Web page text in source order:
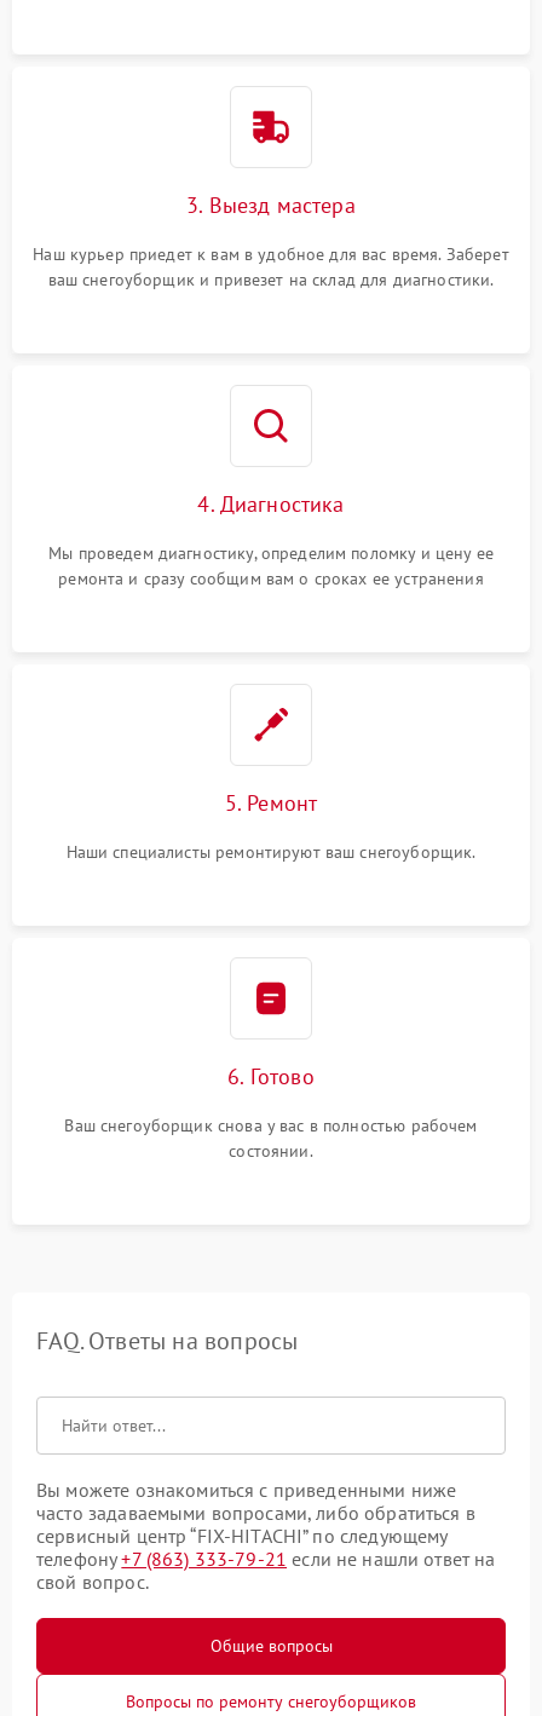
3. Выезд мастера
Наш курьер приедет к вам в удобное для вас время. Заберет
ваш снегоуборщик и привезет на склад для диагностики.
4. Диагностика
Мы проведем диагностику, определим поломку и цену ее
ремонта и сразу сообщим вам о сроках ее устранения
5. Ремонт
Наши специалисты ремонтируют ваш снегоуборщик.
6. Готово
Ваш снегоуборщик снова у вас в полностью рабочем
состоянии.
FAQ. Ответы на вопросы
Вы можете ознакомиться с приведенными ниже
часто задаваемыми вопросами, либо обратиться в
сервисный центр “FIX-HITACHI” по следующему
телефону+7 (863) 333-79-21 если не нашли ответ на
свой вопрос.
Общие вопросы
Вопросы по ремонту снегоуборщиков